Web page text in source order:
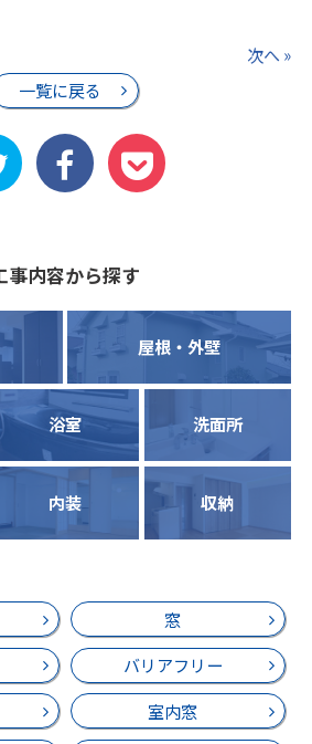
一覧に戻る
次へ »
事内容から探す
屋根・外壁
浴室 洗面所
内装 収納
窓
バリアフリー
室内窓